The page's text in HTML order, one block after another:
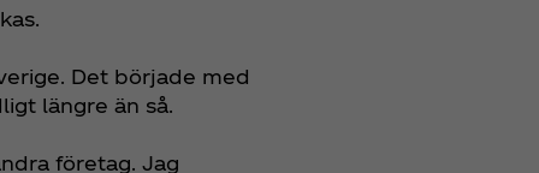
Det började med
längre än så.
företag. Jag